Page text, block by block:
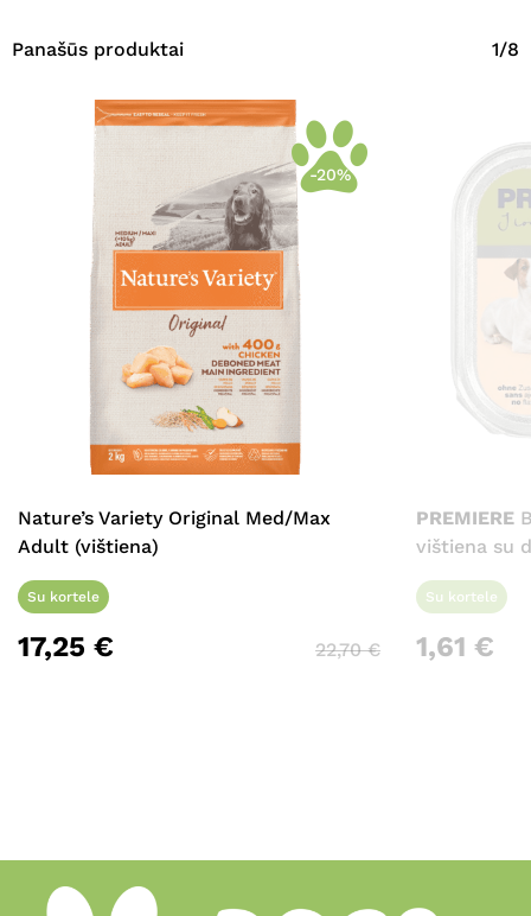
Panašūs produktai 1/8
-20%
Nature’s Variety Original Med/Max
Adult (vištiena)
Su kortele
17,25 € 22,70€
PREMIERE
vištiena su
Su kortele
1,61 €